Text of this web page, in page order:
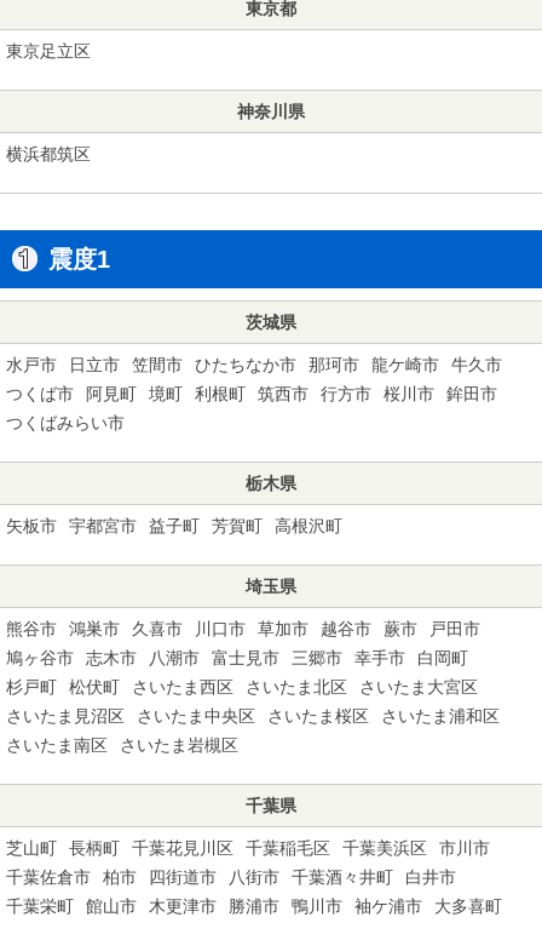
東京都
東京足立区
神奈川県
横浜都筑区
震度1
茨城県
水戸市 日立市 笠間市 ひたちなか市 那珂市 龍ケ崎市
牛久市
つくば市
阿見町 境町 利根町 筑西市 行方市 桜川市
鉾田市
つくばみらい市
栃木県
矢板市 宇都宮市 益子町 芳賀町 高根沢町
埼玉県
熊谷市 鴻巣市 久喜市 川口市 草加市 越谷市 蕨市
戸田市
鳩ヶ谷市
志木市 八潮市 富士見市 三郷市 幸手市
白岡町
杉戸町
松伏町 さいたま西区 さいたま北区
さいたま大宮区
さいたま見沼区
さいたま中央区 さいたま桜区
さいたま浦和区
さいたま南区
さいたま岩槻区
千葉県
芝山町 長柄町 千葉花見川区 千葉稲毛区 千葉美浜区
市川市
千葉佐倉市
柏市 四街道市 八街市 千葉酒々井町
白井市
千葉栄町
館山市 木更津市 勝浦市 鴨川市 袖ケ浦市 大多喜町